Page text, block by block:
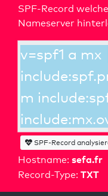
SPF-Record
Nameserver
Hostname: sefa.fr
Record-Type: TXT
SPF-Record